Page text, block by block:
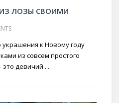
ЛОЗЫ СВОИМИ
украшения к Новому году
из совсем простого
девичий ...